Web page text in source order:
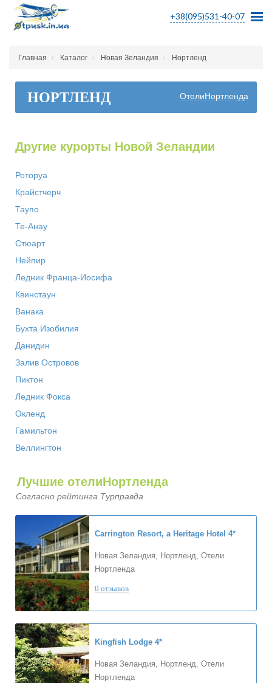
+38(095)531-40-07
Главная Каталог Новая Зеландия Нортленд
НОРТЛЕНД ОтелиНортленда
Другие курорты Новой Зеландии
Роторуа
Крайстчерч
Таупо
Те-Анау
Стюарт
Нейпир
Ледник Франца-Иосифа
Квинстаун
Ванака
Бухта Изобилия
Данидин
Залив Островов
Пиктон
Ледник Фокса
Окленд
Гамильтон
Веллингтон
Лучшие отелиНортленда
Согласно рейтинга Турправда
Carrington Resort, a Heritage Hotel 4*
Новая Зеландия, Нортленд, Отели
Нортленда
0 отзывов
Kingfish Lodge 4*
Новая Зеландия, Нортленд, Отели
Нортленда